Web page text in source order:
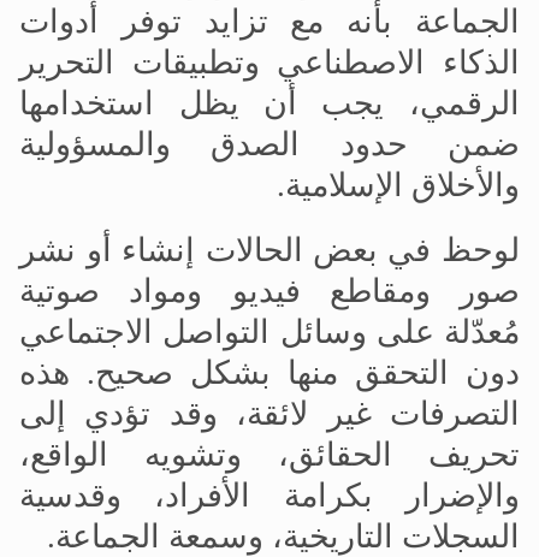
الجماعة بأنه مع تزايد توفر أدوات
الذكاء الاصطناعي وتطبيقات التحرير
الرقمي، يجب أن يظل استخدامها
ضمن حدود الصدق والمسؤولية
والأخلاق الإسلامية.
لوحظ في بعض الحالات إنشاء أو نشر
صور ومقاطع فيديو ومواد صوتية
مُعدّلة على وسائل التواصل الاجتماعي
دون التحقق منها بشكل صحيح. هذه
التصرفات غير لائقة، وقد تؤدي إلى
تحريف الحقائق، وتشويه الواقع،
والإضرار بكرامة الأفراد، وقدسية
السجلات التاريخية، وسمعة الجماعة.